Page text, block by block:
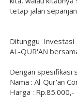
tetap jalan
Ditunggu
AL-QUR'AN
Dengan spesifikasi
Nama : Al-Qur'an
Harga : Rp.85.000,-